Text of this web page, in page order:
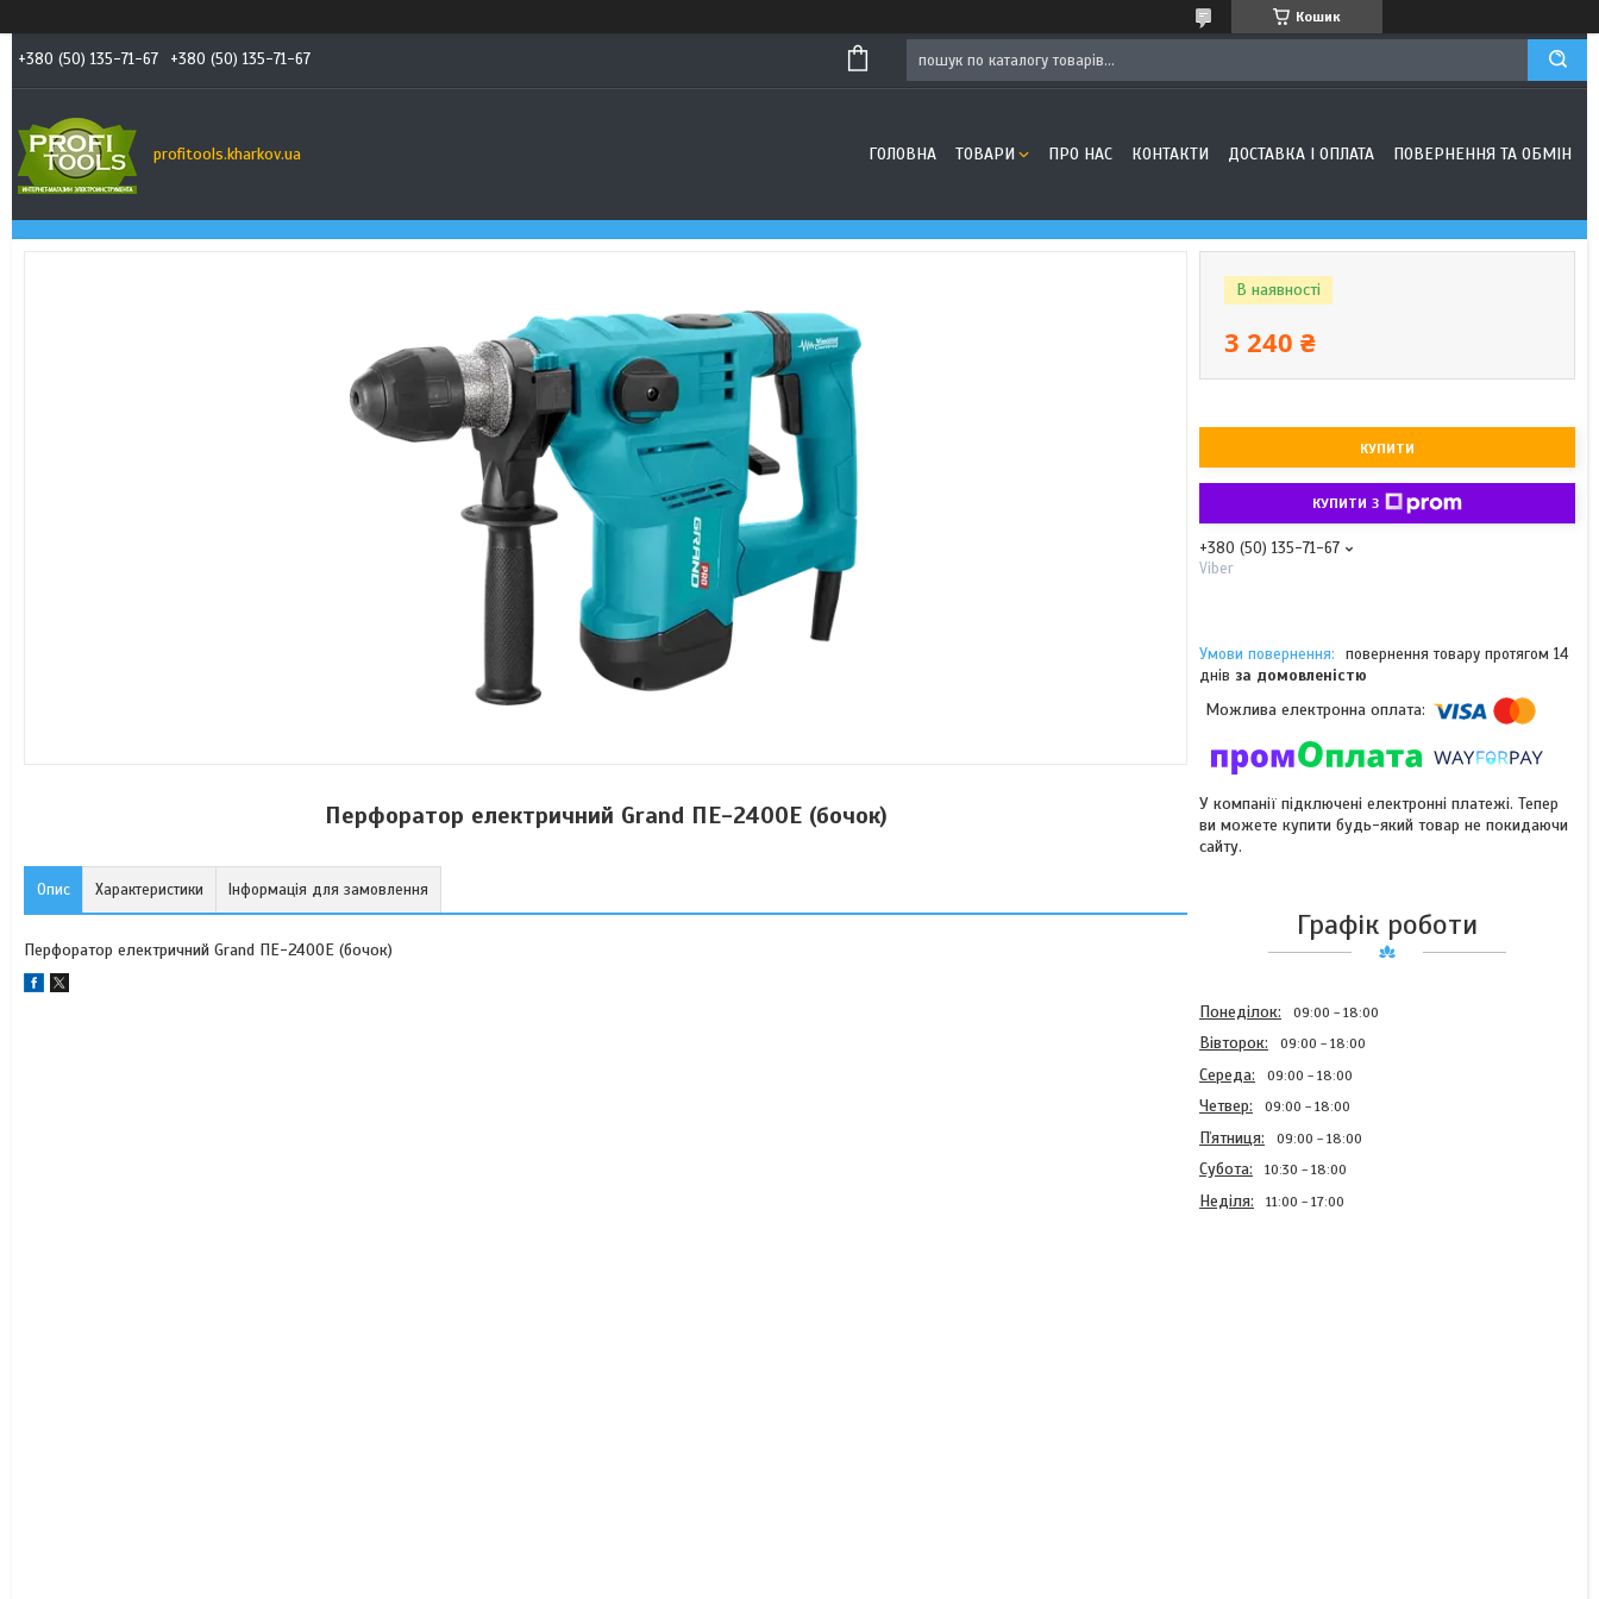
Кошик
+380 (50) 135-71-67 +380 (50) 135-71-67
profitools.kharkov.ua ГОЛОВНА ТОВАРИ ПРО НАС КОНТАКТИ ДОСТАВКА І ОПЛАТА ПОВЕРНЕННЯ ТА ОБМІН
Перфоратор електричний Grand ПЕ-2400Е (бочок)
Опис Характеристики Інформація для замовлення
Перфоратор електричний Grand ПЕ-2400Е (бочок)
В наявності
3 240 ₴
КУПИТИ
КУПИТИ З
+380 (50) 135-71-67
Viber
повернення товару протягом 14
днів за домовленістю
У компанії підключені електронні платежі. Тепер
ви можете купити будь-який товар не покидаючи
сайту.
Графік роботи
Понеділок 09:00 18:00
Вівторок 09:00 18:00
Середа 09:00 18:00
Четвер 09:00 18:00
Пʼятниця 09:00 18:00
Субота 10:30 18:00
Неділя 11:00 17:00